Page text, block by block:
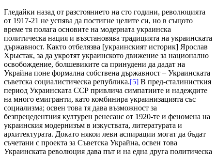
Гледайки назад от разстоянието на сто години, революцията
от 1917-21 не успява да постигне целите си, но в същото
време тя полага основите на модерната украинска
политическа нация и възстановява традицията на украинската
държавност. Както отбелязва [украинският историк] Ярослав
Хрыстак, за да укротят украинското движение за национално
освобождение, болшевиките са принудени да дадат на
Украйна поне формална собствена държавност – Украинската
съветска социалистическа република.[5] В пред-сталинисткия
период Украинската ССР привлича симпатиите и надеждите
на много емигранти, като комбинира украинизацията със
социализма; освен това тя дава възможност за
безпрецедентния културен ренесанс от 1920-те и феномена на
украинския модернизъм в изкуствата, литературата и
архитектурата. Докато някои леви аспирации могат да бъдат
съчетани с проекта за Съветска Украйна, освен това
Украинската революция дава път и на една друга политическа